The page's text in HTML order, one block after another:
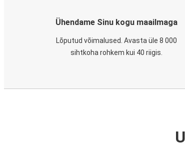
Ühendame Sinu kogu maailmaga
Lõputud võimalused. Avasta üle 8 000
sihtkoha rohkem kui 40 riigis.